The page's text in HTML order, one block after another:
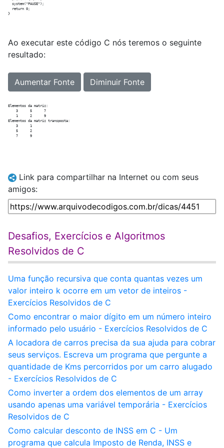
  system("PAUSE");
  return 0;
Ao executar este código C nós teremos o seguinte
resultado:
Aumentar Fonte Diminuir Fonte
Elementos da matriz:
    3      5      7
    1      2      9
Elementos da matriz transposta:
    3      1
    5      2
Link para compartilhar na Internet ou com seus
amigos:
Desafios, Exercícios e Algoritmos
Resolvidos de C
Uma função recursiva que conta quantas vezes um
valor inteiro k ocorre em um vetor de inteiros -
Exercícios Resolvidos de C
Como encontrar o maior dígito em um número inteiro
informado pelo usuário - Exercícios Resolvidos de C
A locadora de carros precisa da sua ajuda para cobrar
seus serviços. Escreva um programa que pergunte a
quantidade de Kms percorridos por um carro alugado
- Exercícios Resolvidos de C
Como inverter a ordem dos elementos de um array
usando apenas uma variável temporária - Exercícios
Resolvidos de C
Como calcular desconto de INSS em C - Um
programa que calcula Imposto de Renda, INSS e